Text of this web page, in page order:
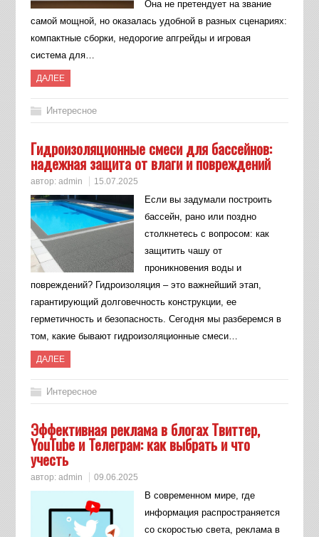
Она не претендует на звание
самой мощной, но оказалась удобной в разных сценариях:
компактные сборки, недорогие апгрейды и игровая
система для…
ДАЛЕЕ
Интересное
Гидроизоляционные смеси для бассейнов:
надежная защита от влаги и повреждений
автор: admin 15.07.2025
Если вы задумали построить
бассейн, рано или поздно
столкнетесь с вопросом: как
защитить чашу от
проникновения воды и
повреждений? Гидроизоляция – это важнейший этап,
гарантирующий долговечность конструкции, ее
герметичность и безопасность. Сегодня мы разберемся в
том, какие бывают гидроизоляционные смеси…
ДАЛЕЕ
Интересное
Эффективная реклама в блогах Твиттер,
YouTube и Телеграм: как выбрать и что
учесть
автор: admin 09.06.2025
В современном мире, где
информация распространяется
со скоростью света, реклама в